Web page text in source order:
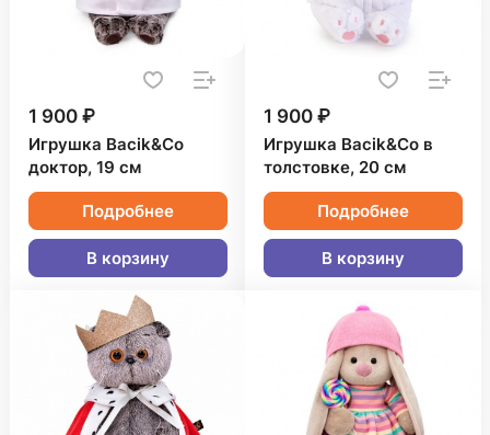
1 900 ₽
Игрушка Bacik&Co
доктор, 19 см
Подробнее
В корзину
1 900 ₽
Игрушка Bacik&Co в
толстовке, 20 см
Подробнее
В корзину